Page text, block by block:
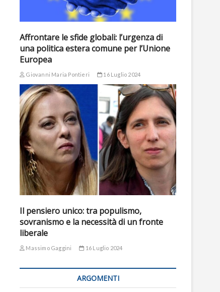
Affrontare le sfide globali: l’urgenza di
una politica estera comune per l’Unione
Europea
Giovanni Maria Pontieri 16 Luglio 2024
Il pensiero unico: tra populismo,
sovranismo e la necessità di un fronte
liberale
Massimo Gaggini 16 Luglio 2024
ARGOMENTI